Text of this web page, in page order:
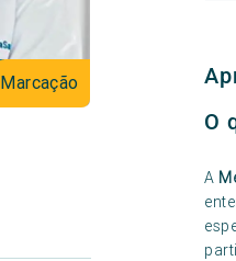
Marcação
O
A